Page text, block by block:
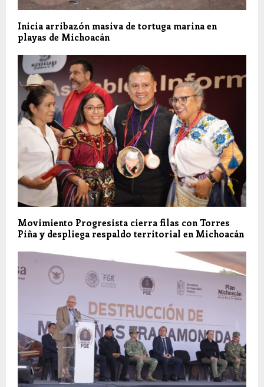
Inicia arribazón masiva de tortuga marina en
playas de Michoacán
Movimiento Progresista cierra filas con Torres
Piña y despliega respaldo territorial en Michoacán